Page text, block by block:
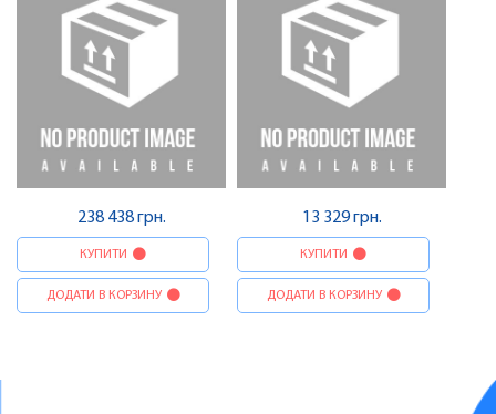
238 438 грн.
КУПИТИ
ДОДАТИ В КОРЗИНУ
13 329 грн.
КУПИТИ
ДОДАТИ В КОРЗИНУ